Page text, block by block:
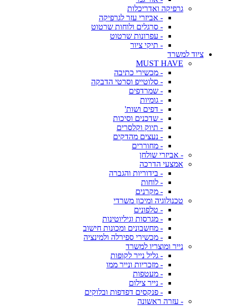
גרפיקה ואדריכלות
- אביזרי עזר לגרפיקה
- סרגלים ולוחות שרטוט
- עפרונות שרטוט
- תיקי ציור
ציוד למשרד
MUST HAVE
- מכשירי כתיבה
- סלוטייפ וסרטי הדבקה
- שמרדפים
- גומיות
- דפים ושות'
- שדכנים וסיכות
- תיוק וקלסרים
- נעצים מהדקים
- מחוררים
- אביזרי שולחן
אמצעי הדרכה
- בידוריות והגברה
- לוחות
- מקרנים
טכנולוגיה ומיכון משרדי
- טלפונים
- מגרסות וגיליוטינות
- מחשבונים ומכונות חישוב
- מכשירי ספירלה ולמינציה
נייר ומוצריו למשרד
- גליל נייר לקופות
- מזכריות ונייר ממו
- מעטפות
- נייר צילום
- פנקסים דפדפות ובלוקים
- עזרה ראשונה